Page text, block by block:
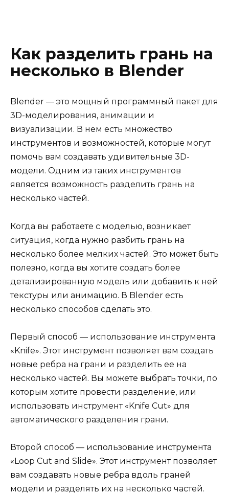
Как разделить грань на
несколько в Blender
Blender — это мощный программный пакет для
3D-моделирования, анимации и
визуализации. В нем есть множество
инструментов и возможностей, которые могут
помочь вам создавать удивительные 3D-
модели. Одним из таких инструментов
является возможность разделить грань на
несколько частей.
Когда вы работаете с моделью, возникает
ситуация, когда нужно разбить грань на
несколько более мелких частей. Это может быть
полезно, когда вы хотите создать более
детализированную модель или добавить к ней
текстуры или анимацию. В Blender есть
несколько способов сделать это.
Первый способ — использование инструмента
«Knife». Этот инструмент позволяет вам создать
новые ребра на грани и разделить ее на
несколько частей. Вы можете выбрать точки, по
которым хотите провести разделение, или
использовать инструмент «Knife Cut» для
автоматического разделения грани.
Второй способ — использование инструмента
«Loop Cut and Slide». Этот инструмент позволяет
вам создавать новые ребра вдоль граней
модели и разделять их на несколько частей.